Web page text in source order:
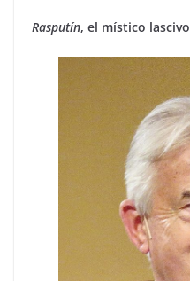
Rasputín, el místico lascivo